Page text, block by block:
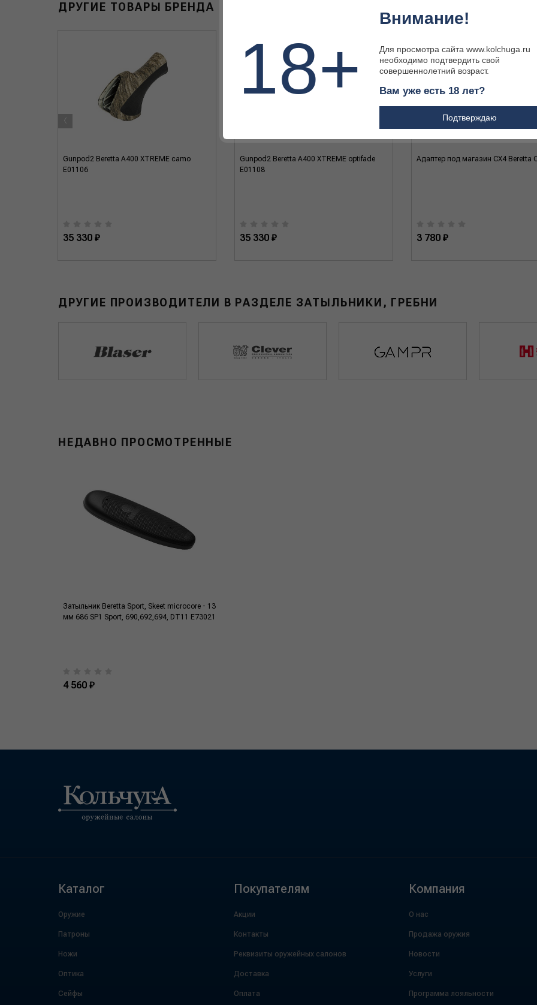
ДРУГИЕ ТОВАРЫ БРЕНДА
Gunpod2 Beretta A400 XTREME camo
E01106
35 330 ₽
Gunpod2 Beretta A400 XTREME optifade
E01108
35 330 ₽
Адаптер под магазин CX4 Beretta
3 780 ₽
‹
ДРУГИЕ ПРОИЗВОДИТЕЛИ В РАЗДЕЛЕ ЗАТЫЛЬНИКИ, ГРЕБНИ
НЕДАВНО ПРОСМОТРЕННЫЕ
Затыльник Beretta Sport, Skeet microcore - 13
мм 686 SP1 Sport, 690,692,694, DT11 E73021
4 560 ₽
Каталог
Оружие
Патроны
Ножи
Оптика
Сейфы
Покупателям
Акции
Контакты
Реквизиты оружейных салонов
Доставка
Оплата
Компания
О нас
Продажа оружия
Новости
Услуги
Программа лояльности
18+
Внимание!
Для просмотра сайта www.kolchuga.ru
необходимо подтвердить свой
совершеннолетний возраст.
Вам уже есть 18 лет?
Подтверждаю